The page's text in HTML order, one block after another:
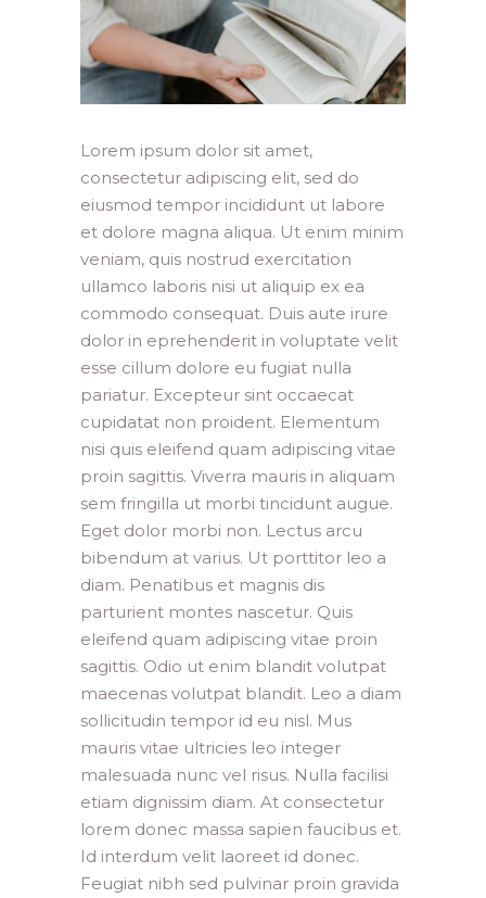
Lorem ipsum dolor sit amet,
consectetur adipiscing elit, sed do
eiusmod tempor incididunt ut labore
et dolore magna aliqua. Ut enim minim
veniam, quis nostrud exercitation
ullamco laboris nisi ut aliquip ex ea
commodo consequat. Duis aute irure
dolor in eprehenderit in voluptate velit
esse cillum dolore eu fugiat nulla
pariatur. Excepteur sint occaecat
cupidatat non proident. Elementum
nisi quis eleifend quam adipiscing vitae
proin sagittis. Viverra mauris in aliquam
sem fringilla ut morbi tincidunt augue.
Eget dolor morbi non. Lectus arcu
bibendum at varius. Ut porttitor leo a
diam. Penatibus et magnis dis
parturient montes nascetur. Quis
eleifend quam adipiscing vitae proin
sagittis. Odio ut enim blandit volutpat
maecenas volutpat blandit. Leo a diam
sollicitudin tempor id eu nisl. Mus
mauris vitae ultricies leo integer
malesuada nunc vel risus. Nulla facilisi
etiam dignissim diam. At consectetur
lorem donec massa sapien faucibus et.
Id interdum velit laoreet id donec.
Feugiat nibh sed pulvinar proin gravida